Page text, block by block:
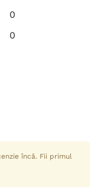
0
0
încă. Fii primul